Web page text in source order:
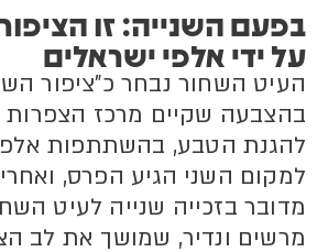
בפעם השנייה: זו
על ידי אלפי ישראלים
בהצבעה שקיים מרכז
להגנת הטבע, בהשתתפות
למקום השני הגיע הפרס,
מדובר בזכייה שנייה לעיט
מרשים ונדיר, שמושך את לב